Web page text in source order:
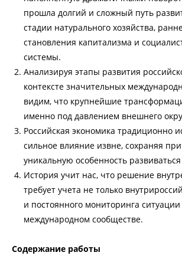
прошла долгий и сложный путь
стадии натурального хозяйства,
становления капитализма и
системы.
Анализируя этапы развития
контексте значительных
видим, что крупнейшие
именно под давлением внешнего
Российская экономика традиционно
сильное влияние извне, сохраняя
уникальную особенность
История учит нас, что решение
требует учета не только
и постоянного мониторинга ситуации
международном сообществе.
Содержание работы